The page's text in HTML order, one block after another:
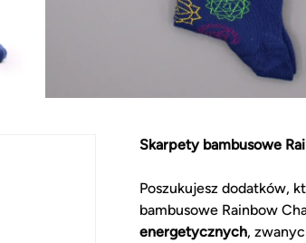
Skarpety bambusowe
Poszukujesz dodatków,
bambusowe Rainbow
energetycznych,